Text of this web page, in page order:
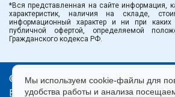
*Вся представленная на сайте информация,
характеристик, наличия на складе,
информационный характер и ни при каких
публичной офертой, определяемой
Гражданского кодекса РФ.
© ООО «Медтехника» РБ.
Все права защищены 2026.
Мы используем cookie-файлы для
удобства работы и анализа